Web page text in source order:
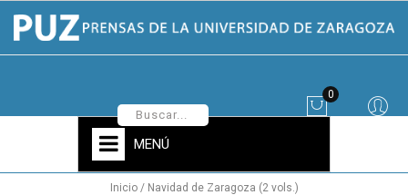
0
MENÚ
Inicio Navidad de Zaragoza (2 vols.)